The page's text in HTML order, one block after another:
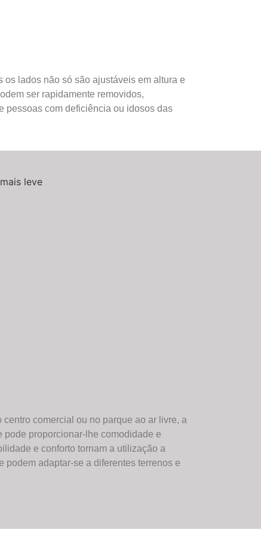
os lados não só são ajustáveis em altura e
ser rapidamente removidos,
pessoas com deficiência ou idosos das
comercial ou no parque ao ar livre, a
proporcionar-lhe comodidade e
e conforto tornam a utilização a
podem adaptar-se a diferentes terrenos e